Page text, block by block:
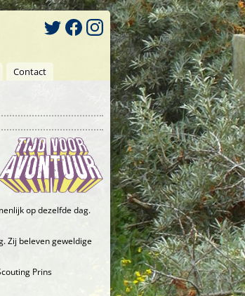
Contact
op dezelfde dag.
Zij beleven geweldige
Prins